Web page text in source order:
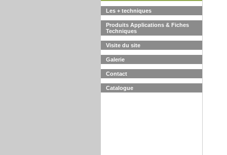
Les + techniques
Produits Applications & Fiches
Techniques
Visite du site
Galerie
Contact
Catalogue